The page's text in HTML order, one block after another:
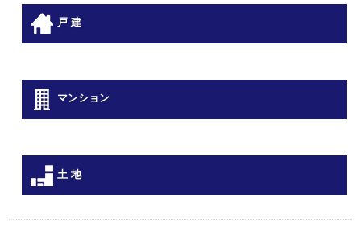
戸 建
マンション
土 地